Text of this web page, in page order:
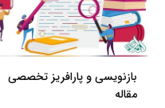
بازنویسی و پارافریز تخصصی
مقاله